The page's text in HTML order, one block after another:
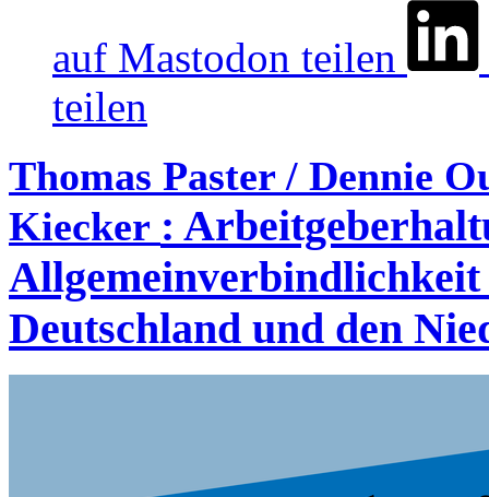
auf Mastodon teilen
teilen
Thomas Paster / Dennie
Kiecker :
Deutschland und den